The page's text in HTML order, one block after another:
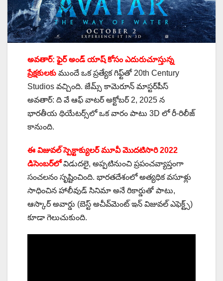
అవతార్: ఫైర్ అండ్ యాష్ కోసం ఎదురుచూస్తున్న
ప్రేక్షకులకు ముందే ఒక ప్రత్యేక గిఫ్ట్‌తో 20th Century
Studios వచ్చింది. జేమ్స్ కామెరూన్ మాస్టర్‌పీస్
అవతార్: ది వే ఆఫ్ వాటర్ అక్టోబర్ 2, 2025 న
భారతీయ థియేటర్స్‌లో ఒక వారం పాటు 3D లో రీ-రిలీజ్
కానుంది.
ఈ విజువల్ స్పెక్టాక్యులర్ మూవీ మొదటిసారి 2022
డిసెంబర్‌లోవిడుదలై, అప్పటినుంచి ప్రపంచవ్యాప్తంగా
సంచలనం సృష్టించింది. భారతదేశంలో అత్యధిక వసూళ్లు
సాధించిన హాలీవుడ్ సినిమా అనే రికార్డుతో పాటు,
ఆస్కార్ అవార్డు (బెస్ట్ అచీవ్‌మెంట్ ఇన్ విజువల్ ఎఫెక్ట్స్)
కూడా గెలుచుకుంది.